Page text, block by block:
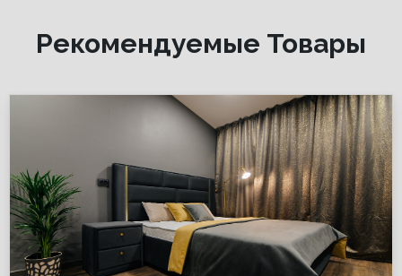
Рекомендуемые Товары